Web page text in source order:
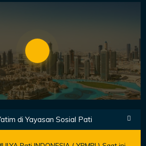
di Yayasan Sosial Pati